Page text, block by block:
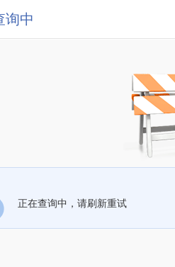
询中
正在查询中，请刷新重试